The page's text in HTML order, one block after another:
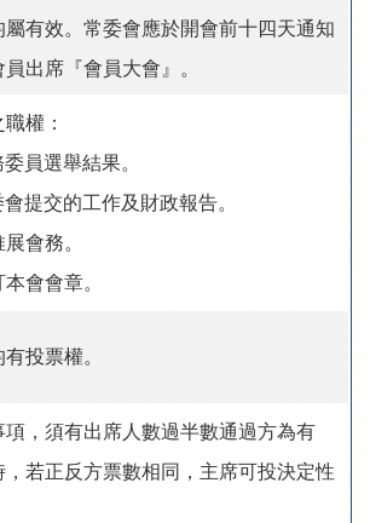
屬有效。常委會應於開會前十四天通知
出席『會員大會』。
權：
員選舉結果。
提交的工作及財政報告。
會務。
會會章。
投票權。
項，須有出席人數過半數通過方為有
，若正反方票數相同，主席可投決定性